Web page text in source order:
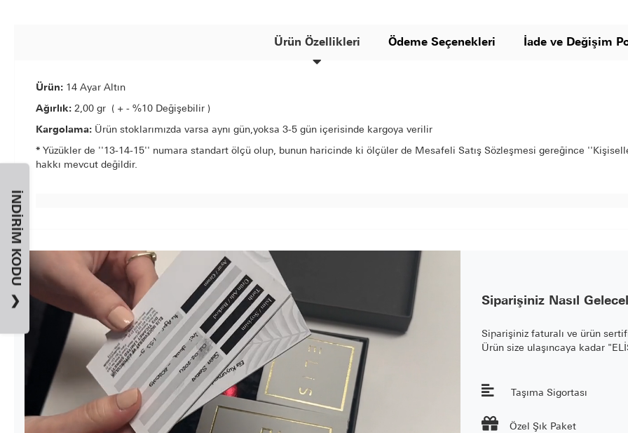
Ürün Özellikleri Ödeme Seçenekleri İade ve Değişim
Ürün: 14 Ayar Altın
Ağırlık: 2,00 gr ( + - %10 Değişebilir )
Kargolama: Ürün stoklarımızda varsa aynı gün,yoksa 3-5 gün içerisinde kargoya verilir
* Yüzükler de ''13-14-15'' numara standart ölçü olup, bunun haricinde ki ölçüler de Mesafeli Satış Sözleşmesi gereğince
hakkı mevcut değildir.
Siparişiniz Nasıl
Siparişiniz faturalı ve ürün
Ürün size ulaşıncaya kadar
Taşıma Sigortası
 Özel Şık Paket
İNDIRIM KODU
❯